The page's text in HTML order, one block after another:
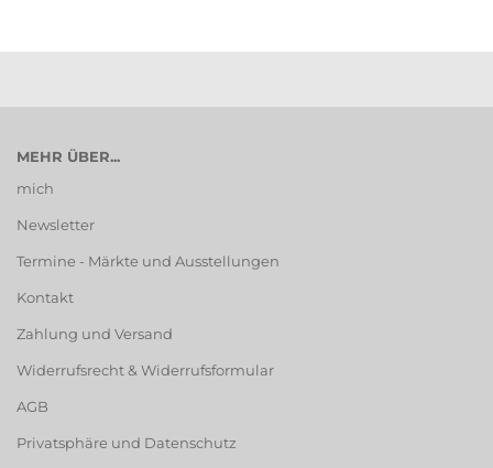
MEHR ÜBER...
mich
Newsletter
Termine - Märkte und Ausstellungen
Kontakt
Zahlung und Versand
Widerrufsrecht & Widerrufsformular
AGB
Privatsphäre und Datenschutz